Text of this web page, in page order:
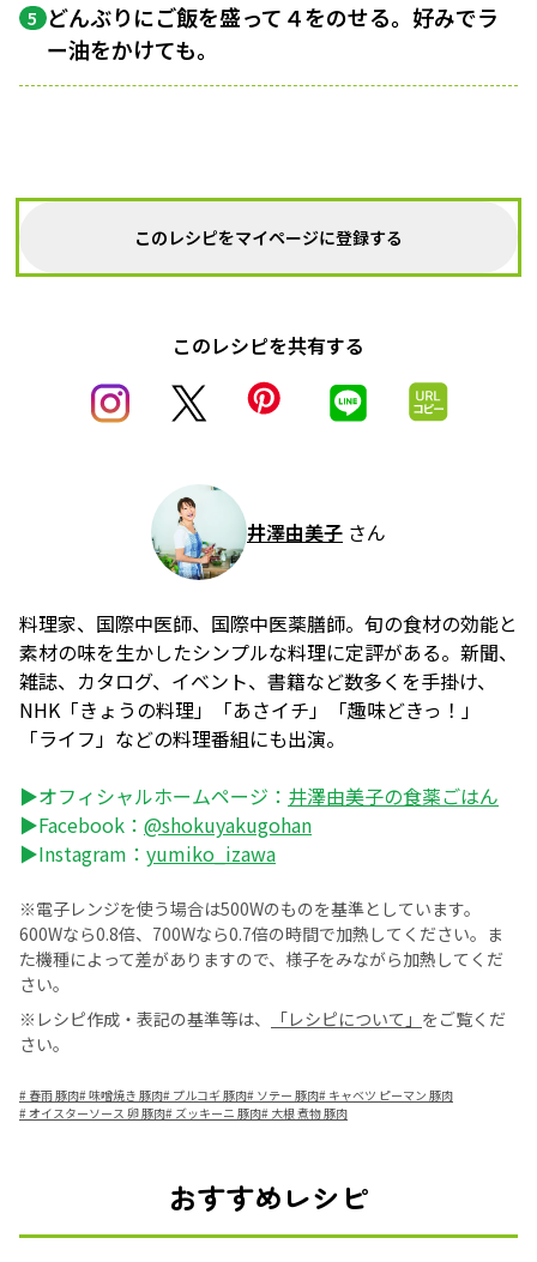
5 どんぶりにご飯を盛って４をのせる。好みでラ
ー油をかけても。
このレシピをマイページに登録する
このレシピを共有する
井澤由美子 さん
料理家、国際中医師、国際中医薬膳師。旬の食材の効能と
素材の味を生かしたシンプルな料理に定評がある。新聞、
雑誌、カタログ、イベント、書籍など数多くを手掛け、
NHK「きょうの料理」「あさイチ」「趣味どきっ！」
「ライフ」などの料理番組にも出演。
▶オフィシャルホームページ： 井澤由美子の食薬ごはん
▶Facebook： @shokuyakugohan
▶Instagram： yumiko_izawa
※電子レンジを使う場合は500Wのものを基準としています。
600Wなら0.8倍、700Wなら0.7倍の時間で加熱してください。ま
た機種によって差がありますので、様子をみながら加熱してくだ
さい。
※レシピ作成・表記の基準等は、
「レシピについて」 をご覧くだ
さい。
# 春雨 豚肉#味噌焼き 豚肉# プルコギ 豚肉# ソテー 豚肉# キャベツ ピーマン 豚肉
#オイスターソース 卵 豚肉# ズッキーニ 豚肉# 大根 煮物 豚肉
おすすめレシピ